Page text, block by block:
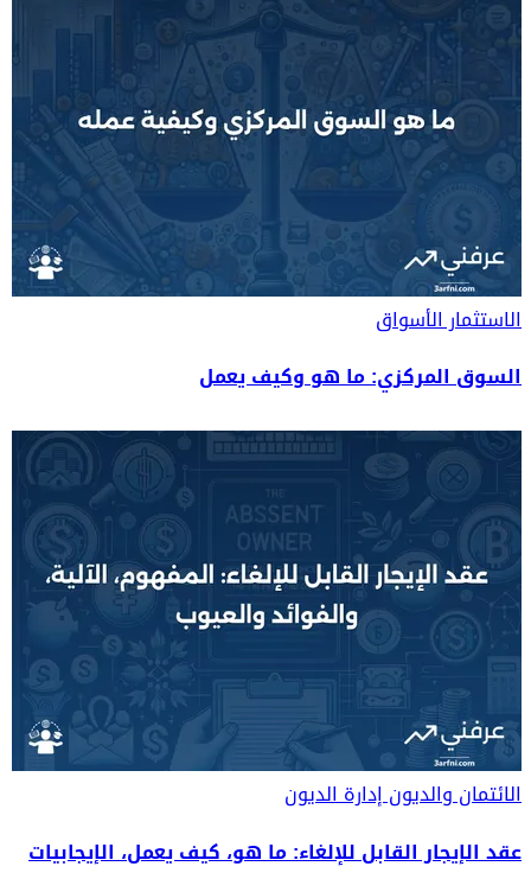
الاستثمارالأسواق
السوق المركزي: ما هو وكيف يعمل
الائتمان والديونإدارة الديون
عقد الإيجار القابل للإلغاء: ما هو، كيف يعمل، الإيجابيات